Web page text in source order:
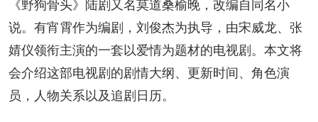
《野狗骨头》陆剧又名莫道桑榆晚，改编自同名小
说。有宵霄作为编剧，刘俊杰为执导，由宋威龙、张
婧仪领衔主演的一套以爱情为题材的电视剧。本文将
会介绍这部电视剧的剧情大纲、更新时间、角色演
员，人物关系以及追剧日历。